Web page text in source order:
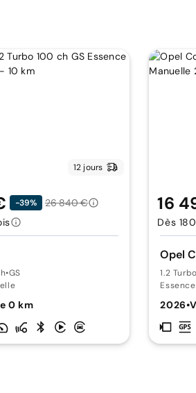
12 jours
•GS
0 km
-39%
26 840 €
Opel
1.2
Essence
2026•
16
Dès